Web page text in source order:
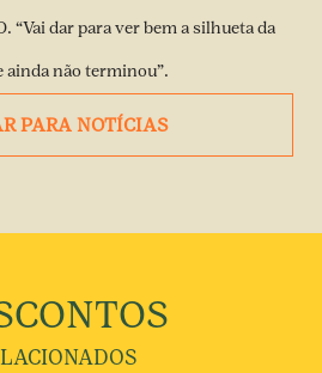
“Vai dar para ver bem a silhueta da
ainda não terminou”.
PARA NOTÍCIAS